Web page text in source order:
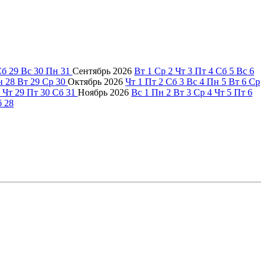
29 Вс 30 Пн 31 Сентябрь 2026 Вт 1 Ср 2 Чт 3 Пт 4 Сб 5 Вс 6
28 Вт 29 Ср 30 Октябрь 2026 Чт 1 Пт 2 Сб 3 Вс 4 Пн 5 Вт 6 Ср
Чт 29 Пт 30 Сб 31 Ноябрь 2026 Вс 1 Пн 2 Вт 3 Ср 4 Чт 5 Пт 6
28